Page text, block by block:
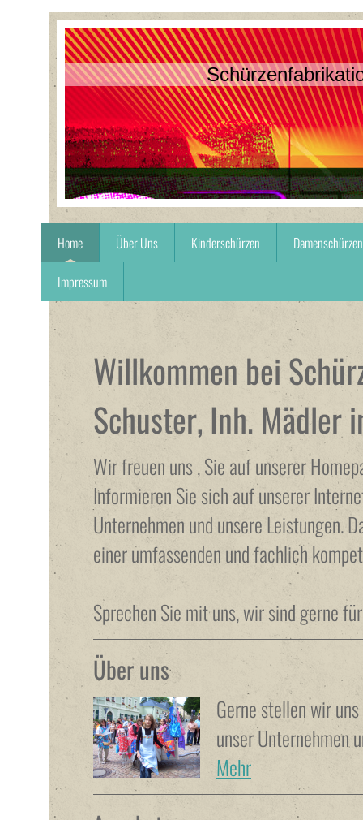
Home Über Uns Kinderschürzen
Damenschürzen
Impressum
Willkommen bei
Schuster, Inh. Mädler
Wir freuen uns , Sie auf unserer
Informieren Sie sich auf unserer
Unternehmen und unsere Leistungen.
einer umfassenden und fachlich
Sprechen Sie mit uns, wir sind gerne
Über uns
Gerne stellen wir
unser Unternehmen
Mehr